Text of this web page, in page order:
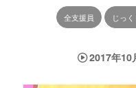
全支援員 じっ
2017年10